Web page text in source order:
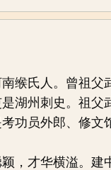
别是白居易的唱
，同时也在情感
残伤，即便将它
伤至极。
同僚又是朋友，
第一美男子，在
缑氏人。曾祖父
湖州刺史。祖父
功员外郎、修文
，才华横溢。建